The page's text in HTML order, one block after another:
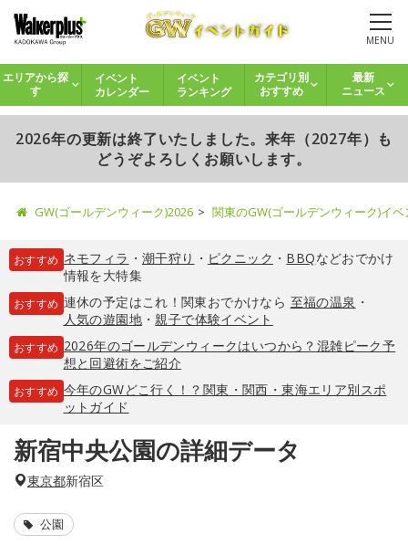
MENU
エリアから探
す
イベント
カレンダー
イベント
ランキング
カテゴリ別
おすすめ
最新
ニュース
2026年の更新は終了いたしました。来年（2027年）も
どうぞよろしくお願いします。
GW(ゴールデンウィーク)2026 関東のGW(ゴールデンウィーク)イ
おすすめ ネモフィラ ・ 潮干狩り ・ ピクニック ・ BBQなどおでかけ
情報を大特集
おすすめ 連休の予定はこれ！関東おでかけなら 至福の温泉 ・
人気の遊園地・親子で体験イベント
おすすめ 2026年のゴールデンウィークはいつから？混雑ピーク予
想と回避術をご紹介
おすすめ 今年のGWどこ行く！？関東・関西・東海エリア別スポ
ットガイド
新宿中央公園の詳細データ
東京都新宿区
公園